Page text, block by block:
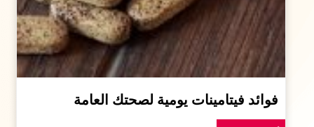
فوائد فيتامينات يومية لصحتك العامة